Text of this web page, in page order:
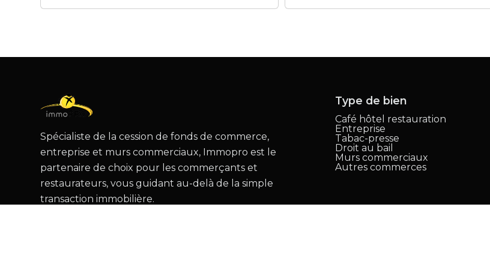
Spécialiste de la cession de fonds de commerce,
entreprise et murs commerciaux, Immopro est le
partenaire de choix pour les commerçants et
restaurateurs, vous guidant au-delà de la simple
transaction immobilière.
Type de bien
Café hôtel restauration
Entreprise
Tabac-presse
Droit au bail
Murs commerciaux
Autres commerces